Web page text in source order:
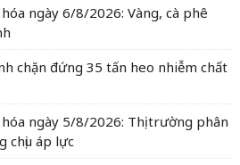
ngày 6/8/2026: Vàng, cà phê
chặn đứng 35 tấn heo nhiễm chất
ngày 5/8/2026: Thị trường phân
chịu áp lực